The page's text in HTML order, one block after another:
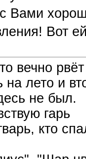
Вами
Вот
вечно рвёт
на лето и
не был.
гарь
кто